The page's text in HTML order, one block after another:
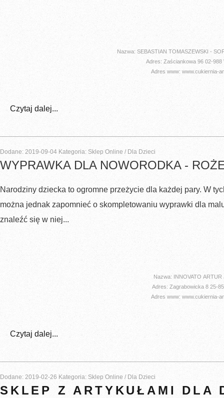
Nazwa: SEBASTIAN TOMASZEWSKI -
Adres: Zaściankowa 96 02-988
Adres www: www.cukiernia-
Czytaj dalej...
Dodane: 2019-09-04 Kategoria: Sklep Online / Dla Dzieci
WYPRAWKA DLA NOWORODKA -
Narodziny dziecka to ogromne przeżycie dla każdej pary. W
można jednak zapomnieć o skompletowaniu wyprawki dla
znaleźć się w niej...
Nazwa: INNOVATO ARTUR
Adres: Zagrabowicka 8 25-­
Adres www: www.cukiernia-
Czytaj dalej...
Dodane: 2019-02-26 Kategoria: Sklep Online / Dla Dzieci
SKLEP Z ARTYKUŁAMI DLA